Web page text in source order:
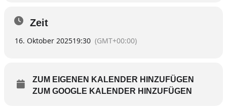
Wann: Donnerstag, 16. Oktober, 19.30 Uhr
Wo: Gasthaus Antretter in Stephanskirchen
Zeit
16. Oktober 202519:30 (GMT+00:00)
ZUM EIGENEN KALENDER HINZUFÜGEN
ZUM GOOGLE KALENDER HINZUFÜGEN